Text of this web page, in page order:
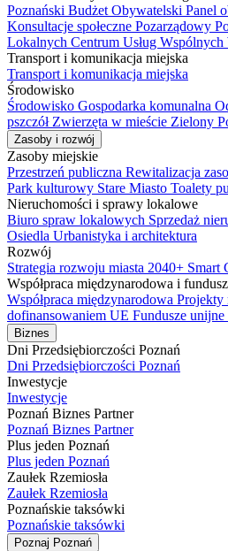
Poznański Budżet Obywatelski Panel
Konsultacje społeczne Pozarządowy
Lokalnych Centrum Usług Wspólnych
Transport i komunikacja miejska
Transport i komunikacja miejska
Środowisko
Środowisko Gospodarka komunalna
pszczół Zwierzęta w mieście Zielony
Zasoby i rozwój
Zasoby miejskie
Przestrzeń publiczna Rewitalizacja
Park kulturowy Stare Miasto Toalety
Nieruchomości i sprawy lokalowe
Biuro spraw lokalowych Sprzedaż
Osiedla Urbanistyka i architektura
Rozwój
Strategia rozwoju miasta 2040+ Smart
Współpraca międzynarodowa i
Współpraca międzynarodowa Projekty
dofinansowaniem UE Fundusze unijne
Biznes
Dni Przedsiębiorczości Poznań
Dni Przedsiębiorczości Poznań
Inwestycje
Inwestycje
Poznań Biznes Partner
Poznań Biznes Partner
Plus jeden Poznań
Plus jeden Poznań
Zaułek Rzemiosła
Zaułek Rzemiosła
Poznańskie taksówki
Poznańskie taksówki
Poznaj Poznań